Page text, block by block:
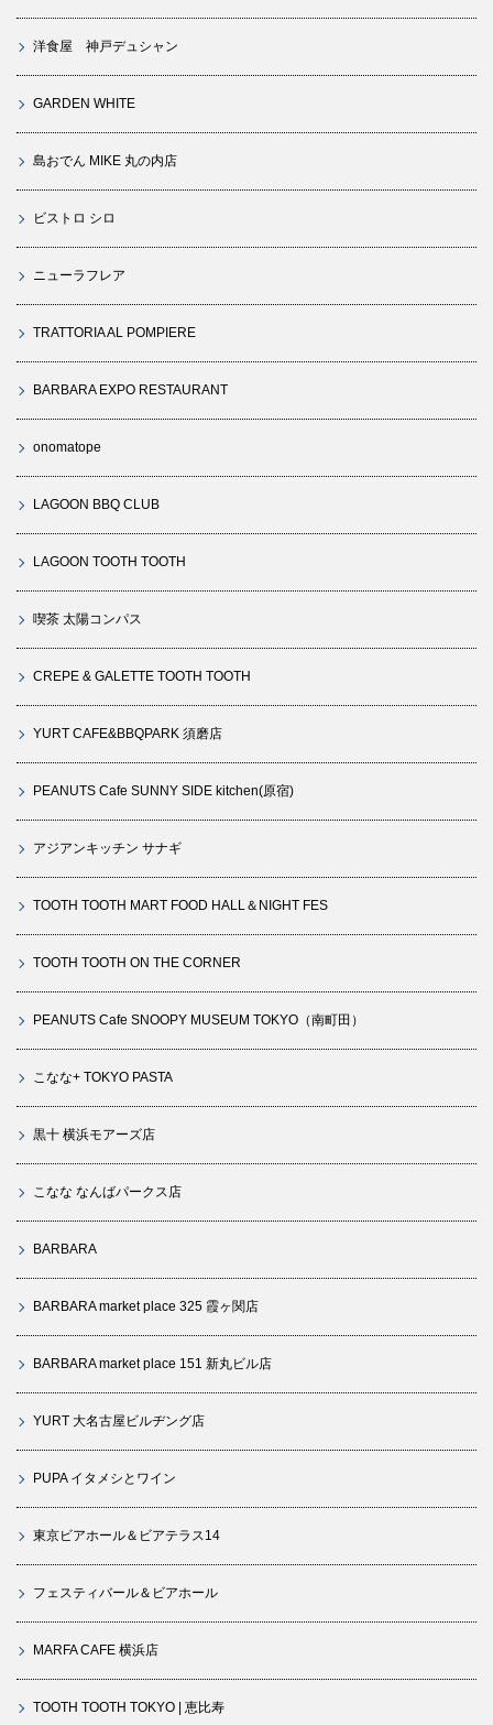
洋食屋 神戸デュシャン
GARDEN WHITE
島おでん MIKE 丸の内店
ビストロ シロ
ニューラフレア
TRATTORIA AL POMPIERE
BARBARA EXPO RESTAURANT
onomatope
LAGOON BBQ CLUB
LAGOON TOOTH TOOTH
喫茶 太陽コンパス
CREPE & GALETTE TOOTH TOOTH
YURT CAFE&BBQPARK 須磨店
PEANUTS Cafe SUNNY SIDE kitchen(原宿)
アジアンキッチン サナギ
TOOTH TOOTH MART FOOD HALL＆NIGHT FES
TOOTH TOOTH ON THE CORNER
PEANUTS Cafe SNOOPY MUSEUM TOKYO（南町田）
こなな+ TOKYO PASTA
黒十 横浜モアーズ店
こなな なんばパークス店
BARBARA
BARBARA market place 325 霞ヶ関店
BARBARA market place 151 新丸ビル店
YURT 大名古屋ビルヂング店
PUPA イタメシとワイン
東京ビアホール＆ビアテラス14
フェスティバール＆ビアホール
MARFA CAFE 横浜店
TOOTH TOOTH TOKYO | 恵比寿